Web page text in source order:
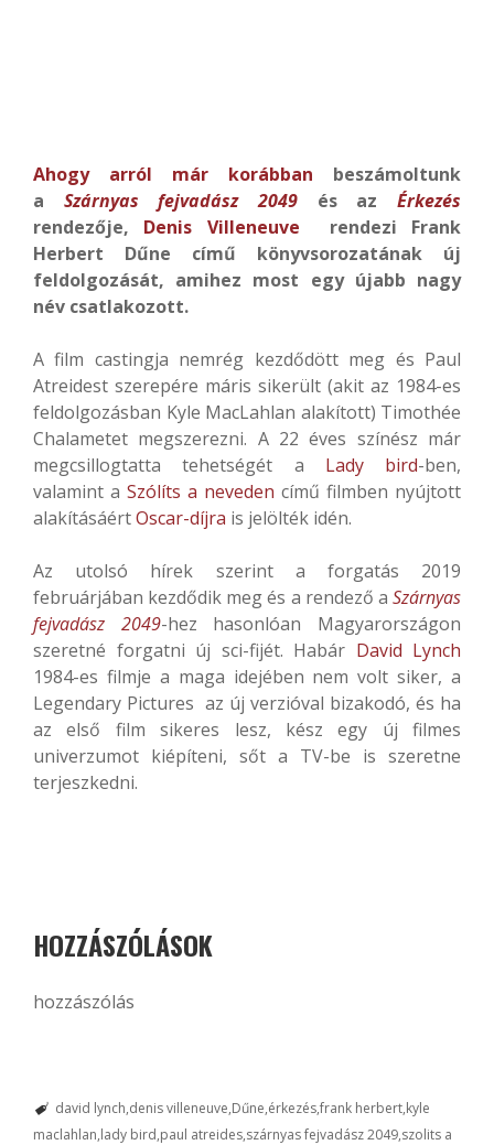
Ahogy arról már korábban beszámoltunk
a Szárnyas fejvadász 2049 és azÉrkezés
rendezője, Denis Villeneuve rendezi Frank
Herbert Dűne című könyvsorozatának új
feldolgozását, amihez most egy újabb nagy
név csatlakozott.
A film castingja nemrég kezdődött meg és Paul
Atreidest szerepére máris sikerült (akit az 1984-es
feldolgozásban Kyle MacLahlan alakított) Timothée
Chalametet megszerezni. A 22 éves színész már
megcsillogtatta tehetségét a Lady bird-ben,
valamint a Szólíts a neveden című filmben nyújtott
alakításáértOscar-díjra is jelölték idén.
Az utolsó hírek szerint a forgatás 2019
februárjában kezdődik meg és a rendező a Szárnyas
fejvadász 2049-hez hasonlóan Magyarországon
szeretné forgatni új sci-fijét. Habár David Lynch
1984-es filmje a maga idejében nem volt siker, a
Legendary Pictures az új verzióval bizakodó, és ha
az első film sikeres lesz, kész egy új filmes
univerzumot kiépíteni, sőt a TV-be is szeretne
terjeszkedni.
HOZZÁSZÓLÁSOK
hozzászólás
david lynch denis villeneuve Dűne érkezésfrank herbert kyle
maclahlan lady bird paul atreides szárnyas fejvadász 2049 szolits a